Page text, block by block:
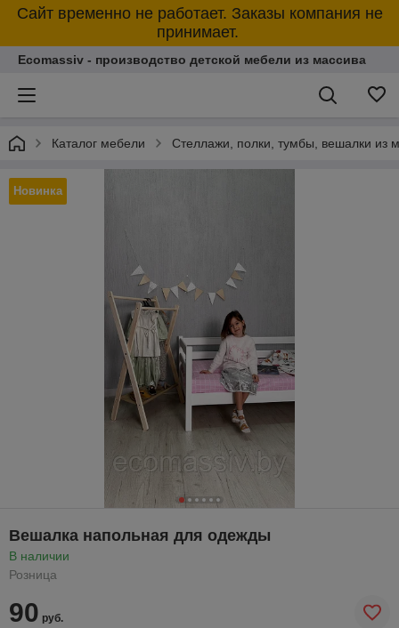
Сайт временно не работает. Заказы компания не
принимает.
Ecomassiv - производство детской мебели из массива
Каталог мебели Стеллажи, полки, тумбы, вешалки из
Новинка
Вешалка напольная для одежды
В наличии
Розница
90 руб.